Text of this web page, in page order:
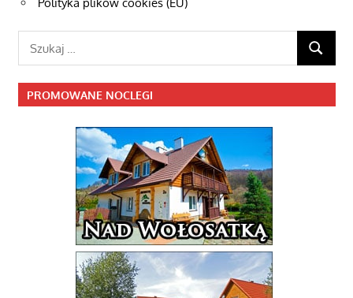
SZUKAJ
PROMOWANE NOCLEGI